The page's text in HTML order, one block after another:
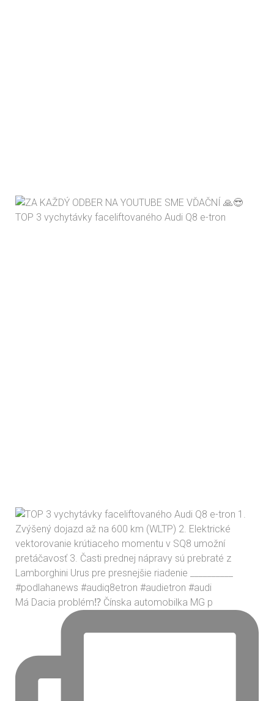
TOP 3 vychytávky faceliftovaného Audi Q8 e-tron
Má Dacia problém⁉️ Čínska automobilka MG p